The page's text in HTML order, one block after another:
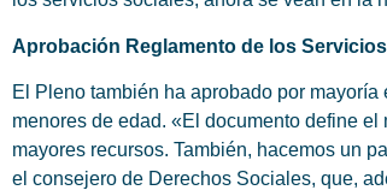
Aprobación Reglamento de los
El Pleno también ha aprobado por
menores de edad. «El documento define
mayores recursos. También, hacemos un
el consejero de Derechos Sociales, que,